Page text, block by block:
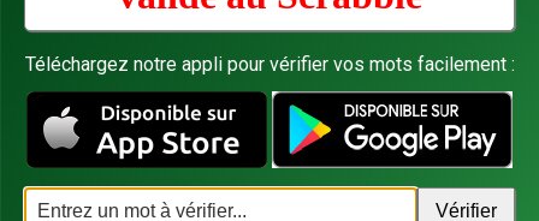
Téléchargez notre appli pour vérifier vos mots facilement :